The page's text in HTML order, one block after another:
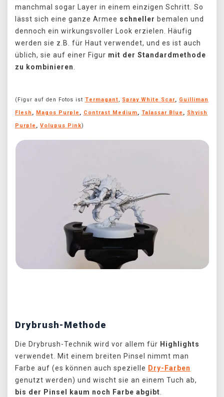
manchmal sogar Layer in einem einzigen Schritt. So
lässt sich eine ganze Armee schneller bemalen und
dennoch ein wirkungsvoller Look erzielen. Häufig
werden sie z.B. für Haut verwendet, und es ist auch
üblich, sie auf einer Figur mit der Standardmethode
zu kombinieren.
(Figur auf den Fotos ist Termagant, Spray White Scar, Guilliman
Flesh , Magos Purple , Contrast Medium, Talassar Blue , Shyish
Purple , Volupus Pink)
Drybrush-Methode
Die Drybrush-Technik wird vor allem für Highlights
verwendet. Mit einem breiten Pinsel nimmt man
Farbe auf (es können auch spezielle Dry-Farben
genutzt werden) und wischt sie an einem Tuch ab,
bis der Pinsel kaum noch Farbe abgibt